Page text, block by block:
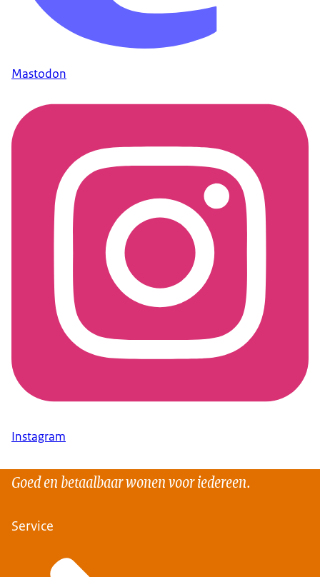
Mastodon
Instagram
Goed en betaalbaar wonen voor iedereen.
Service